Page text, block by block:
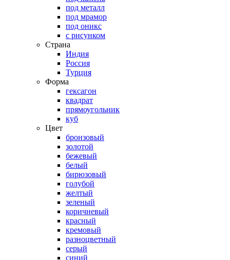
под металл
под мрамор
под оникс
с рисунком
Страна
Индия
Россия
Турция
Форма
гексагон
квадрат
прямоугольник
куб
Цвет
бронзовый
золотой
бежевый
белый
бирюзовый
голубой
желтый
зеленый
коричневый
красный
кремовый
разноцветный
серый
синий